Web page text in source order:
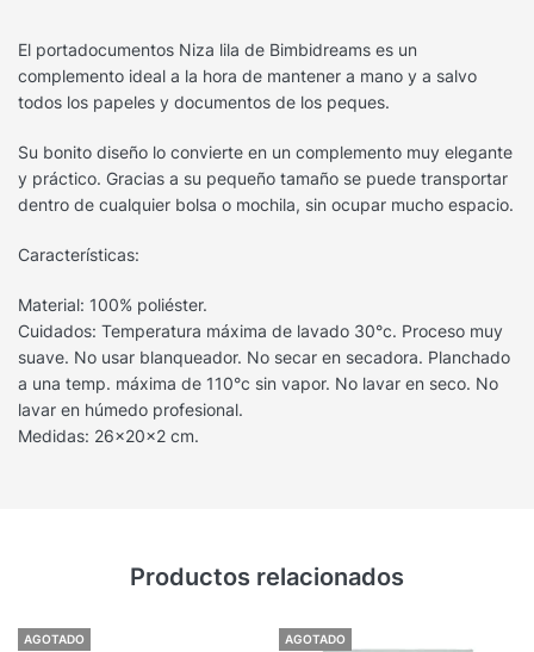
El portadocumentos Niza lila de Bimbidreams es un
complemento ideal a la hora de mantener a mano y a salvo
todos los papeles y documentos de los peques.
Su bonito diseño lo convierte en un complemento muy elegante
y práctico. Gracias a su pequeño tamaño se puede transportar
dentro de cualquier bolsa o mochila, sin ocupar mucho espacio.
Características:
Material: 100% poliéster.
Cuidados: Temperatura máxima de lavado 30°c. Proceso muy
suave. No usar blanqueador. No secar en secadora. Planchado
a una temp. máxima de 110°c sin vapor. No lavar en seco. No
lavar en húmedo profesional.
Medidas: 26x20x2 cm.
Productos relacionados
AGOTADO AGOTADO